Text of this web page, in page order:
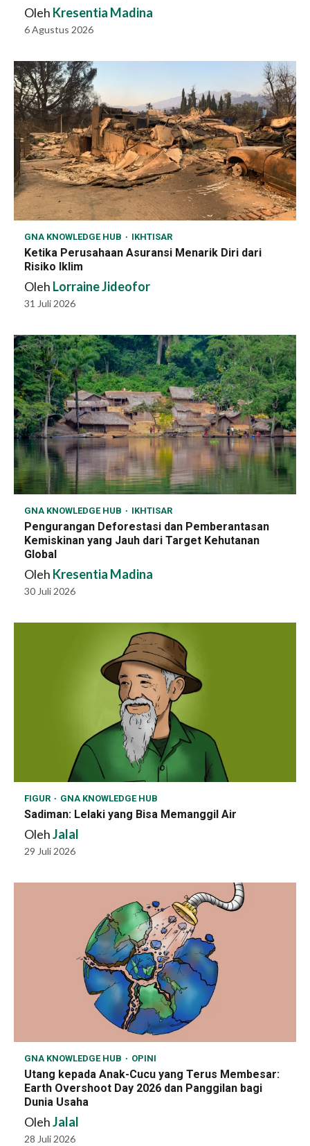
Oleh Kresentia Madina
6 Agustus 2026
GNA KNOWLEDGE HUB IKHTISAR
Ketika Perusahaan Asuransi Menarik Diri dari
Risiko Iklim
Oleh Lorraine Jideofor
31 Juli 2026
GNA KNOWLEDGE HUB IKHTISAR
Pengurangan Deforestasi dan Pemberantasan
Kemiskinan yang Jauh dari Target Kehutanan
Global
Oleh Kresentia Madina
30 Juli 2026
FIGUR GNA KNOWLEDGE HUB
Sadiman: Lelaki yang Bisa Memanggil Air
OlehJalal
29 Juli 2026
GNA KNOWLEDGE HUB OPINI
Utang kepada Anak-Cucu yang Terus Membesar:
Earth Overshoot Day 2026 dan Panggilan bagi
Dunia Usaha
OlehJalal
28 Juli 2026